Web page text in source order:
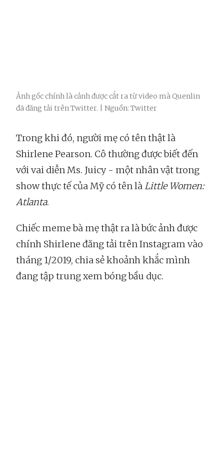
Ảnh gốc chính là cảnh được cắt ra từ video mà Quenlin
đã đăng tải trên Twitter. | Nguồn: Twitter
Trong khi đó, người mẹ có tên thật là
Shirlene Pearson. Cô thường được biết đến
với vai diễn Ms. Juicy - một nhân vật trong
show thực tế của Mỹ có tên làLittle Women:
Atlanta.
Chiếc meme bà mẹ thật ra là bức ảnh được
chính Shirlene đăng tải trên Instagram vào
tháng 1/2019, chia sẻ khoảnh khắc mình
đang tập trung xem bóng bầu dục.